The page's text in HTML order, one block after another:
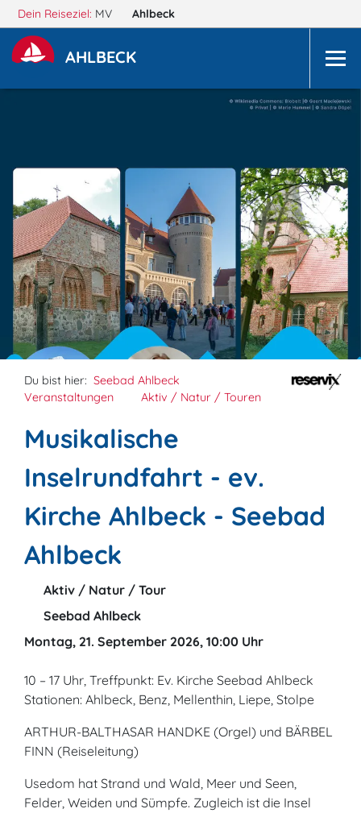
Dein Reiseziel: MV Ahlbeck
AHLBECK
Du bist hier: Seebad Ahlbeck
Veranstaltungen
Aktiv / Natur / Touren
Musikalische
Inselrundfahrt - ev.
Kirche Ahlbeck - Seebad
Ahlbeck
Aktiv / Natur / Tour
Seebad Ahlbeck
Montag, 21. September 2026, 10:00 Uhr
10 – 17 Uhr, Treffpunkt: Ev. Kirche Seebad Ahlbeck
Stationen: Ahlbeck, Benz, Mellenthin, Liepe, Stolpe
ARTHUR-BALTHASAR HANDKE (Orgel) und BÄRBEL
FINN (Reiseleitung)
Usedom hat Strand und Wald, Meer und Seen,
Felder, Weiden und Sümpfe. Zugleich ist die Insel